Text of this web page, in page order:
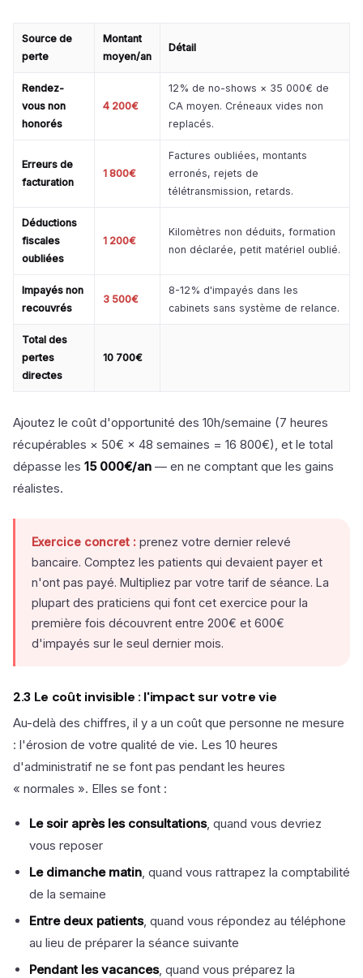
Source de
perte
Montant
moyen/an
Détail
Rendez-
vous non
honorés
4 200€
12% de no-shows × 35 000€ de
CA moyen. Créneaux vides non
replacés.
Erreurs de
facturation
1 800€
Factures oubliées, montants
erronés, rejets de
télétransmission, retards.
Déductions
fiscales
oubliées
1 200€
Kilomètres non déduits, formation
non déclarée, petit matériel oublié.
Impayés non
recouvrés
3 500€
8-12% d'impayés dans les
cabinets sans système de relance.
Total des
pertes
directes
10 700€
Ajoutez le coût d'opportunité des 10h/semaine (7 heures
récupérables × 50€ × 48 semaines = 16 800€), et le total
dépasse les 15 000€/an — en ne comptant que les gains
réalistes.
Exercice concret : prenez votre dernier relevé
bancaire. Comptez les patients qui devaient payer et
n'ont pas payé. Multipliez par votre tarif de séance. La
plupart des praticiens qui font cet exercice pour la
première fois découvrent entre 200€ et 600€
d'impayés sur le seul dernier mois.
2.3 Le coût invisible : l'impact sur votre vie
Au-delà des chiffres, il y a un coût que personne ne mesure
: l'érosion de votre qualité de vie. Les 10 heures
d'administratif ne se font pas pendant les heures
« normales ». Elles se font :
Le soir après les consultations, quand vous devriez
vous reposer
Le dimanche matin, quand vous rattrapez la comptabilité
de la semaine
Entre deux patients, quand vous répondez au téléphone
au lieu de préparer la séance suivante
Pendant les vacances, quand vous préparez la